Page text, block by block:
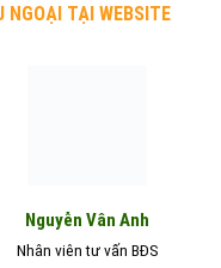
TẠI WEBSITE
Nguyễn Vân Anh
Nhân viên tư vấn BĐS